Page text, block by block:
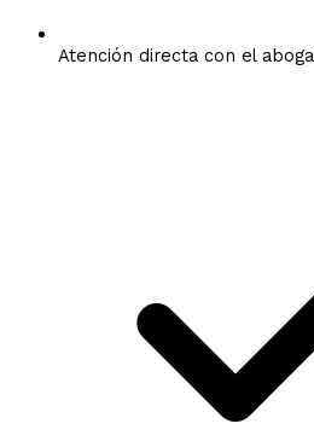
Atención directa con el